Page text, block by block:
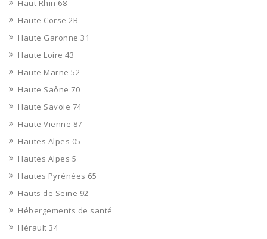
Haut Rhin 68
Haute Corse 2B
Haute Garonne 31
Haute Loire 43
Haute Marne 52
Haute Saône 70
Haute Savoie 74
Haute Vienne 87
Hautes Alpes 05
Hautes Alpes 5
Hautes Pyrénées 65
Hauts de Seine 92
Hébergements de santé
Hérault 34